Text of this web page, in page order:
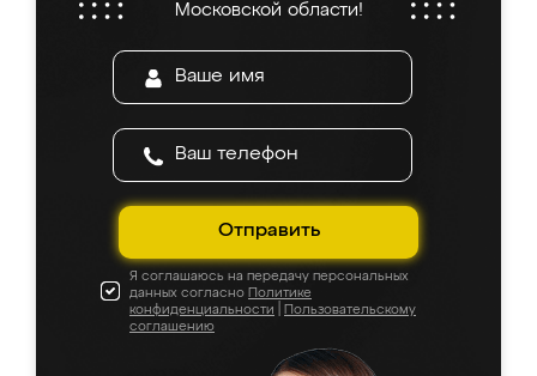
Московской области!
Отправить
Я соглашаюсь на передачу персональных
данных согласно Политике
конфиденциальности
Пользовательскому
соглашению